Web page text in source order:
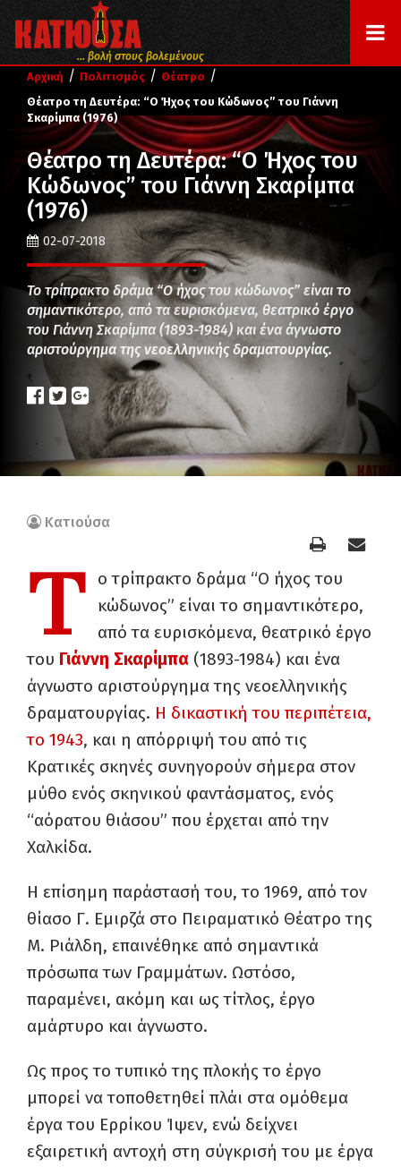
... βολή στους βολεμένους
Αρχική / Πολιτισμός / Θέατρο /
Θέατρο τη Δευτέρα: “Ο Ήχος του Κώδωνος” του Γιάννη
Σκαρίμπα (1976)
Θέατρο τη Δευτέρα: “Ο Ήχος του
Κώδωνος” του Γιάννη Σκαρίμπα
(1976)
02-07-2018
Το τρίπρακτο δράμα “Ο ήχος του κώδωνος” είναι το
σημαντικότερο, από τα ευρισκόμενα, θεατρικό έργο
του Γιάννη Σκαρίμπα (1893-1984) και ένα άγνωστο
αριστούργημα της νεοελληνικής δραματουργίας.
Κατιούσα
Τ
ο τρίπρακτο δράμα “Ο ήχος του
κώδωνος” είναι το σημαντικότερο,
από τα ευρισκόμενα, θεατρικό έργο
του Γιάννη Σκαρίμπα (1893-1984) και ένα
άγνωστο αριστούργημα της νεοελληνικής
δραματουργίας. Η δικαστική του περιπέτεια,
το 1943, και η απόρριψή του από τις
Κρατικές σκηνές συνηγορούν σήμερα στον
μύθο ενός σκηνικού φαντάσματος, ενός
“αόρατου θιάσου” που έρχεται από την
Χαλκίδα.
Η επίσημη παράστασή του, το 1969, από τον
θίασο Γ. Εμιρζά στο Πειραματικό Θέατρο της
Μ. Ριάλδη, επαινέθηκε από σημαντικά
πρόσωπα των Γραμμάτων. Ωστόσο,
παραμένει, ακόμη και ως τίτλος, έργο
αμάρτυρο και άγνωστο.
Ως προς το τυπικό της πλοκής το έργο
μπορεί να τοποθετηθεί πλάι στα ομόθεμα
έργα του Ερρίκου Ίψεν, ενώ δείχνει
εξαιρετική αντοχή στη σύγκρισή του με έργα